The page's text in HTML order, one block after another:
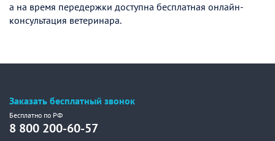
а на время передержки доступна бесплатная онлайн-
консультация ветеринара.
Заказать бесплатный звонок
Бесплатно по РФ
8 800 200-60-57